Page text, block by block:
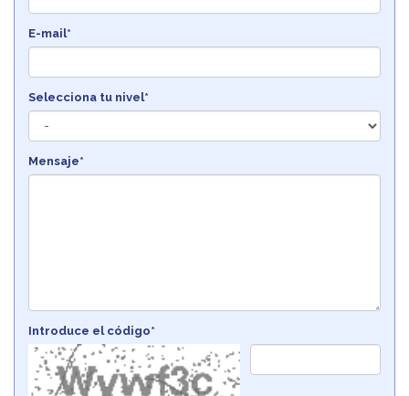
E-mail*
Selecciona tu nivel*
Mensaje*
Introduce el código*